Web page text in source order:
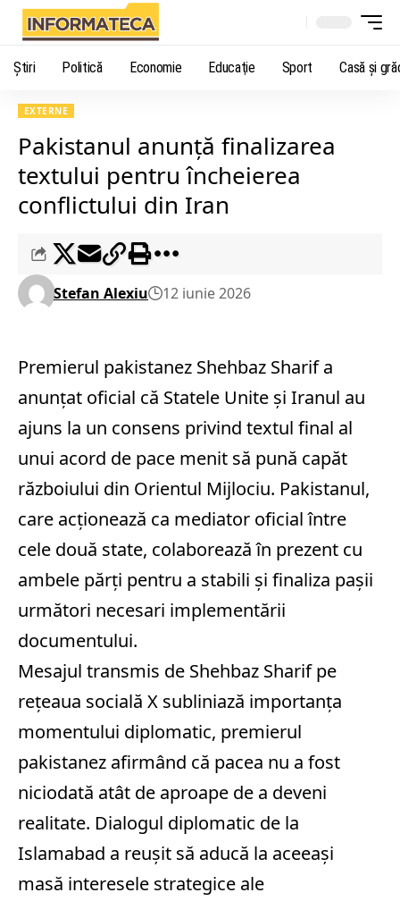
Știri Politică Economie Educaţie Sport Casă şi
EXTERNE
Pakistanul anunță finalizarea
textului pentru încheierea
conflictului din Iran
Stefan Alexiu 12 iunie 2026
Premierul pakistanez Shehbaz Sharif a
anunțat oficial că Statele Unite și Iranul au
ajuns la un consens privind textul final al
unui acord de pace menit să pună capăt
războiului din Orientul Mijlociu. Pakistanul,
care acționează ca mediator oficial între
cele două state, colaborează în prezent cu
ambele părți pentru a stabili și finaliza pașii
următori necesari implementării
documentului.
Mesajul transmis de Shehbaz Sharif pe
rețeaua socială X subliniază importanța
momentului diplomatic, premierul
pakistanez afirmând că pacea nu a fost
niciodată atât de aproape de a deveni
realitate. Dialogul diplomatic de la
Islamabad a reușit să aducă la aceeași
masă interesele strategice ale